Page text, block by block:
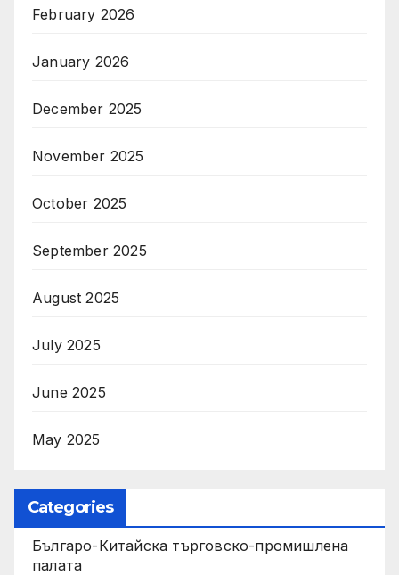
February 2026
January 2026
December 2025
November 2025
October 2025
September 2025
August 2025
July 2025
June 2025
May 2025
Categories
Българо-Китайска търговско-промишлена
палата